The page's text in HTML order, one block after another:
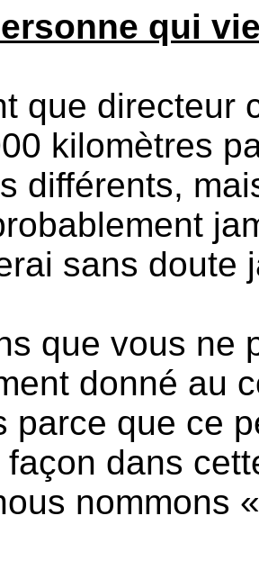
qui
que directeur
kilomètres
différents,
sans
que vous ne
donné au
parce que ce
façon dans
nommons